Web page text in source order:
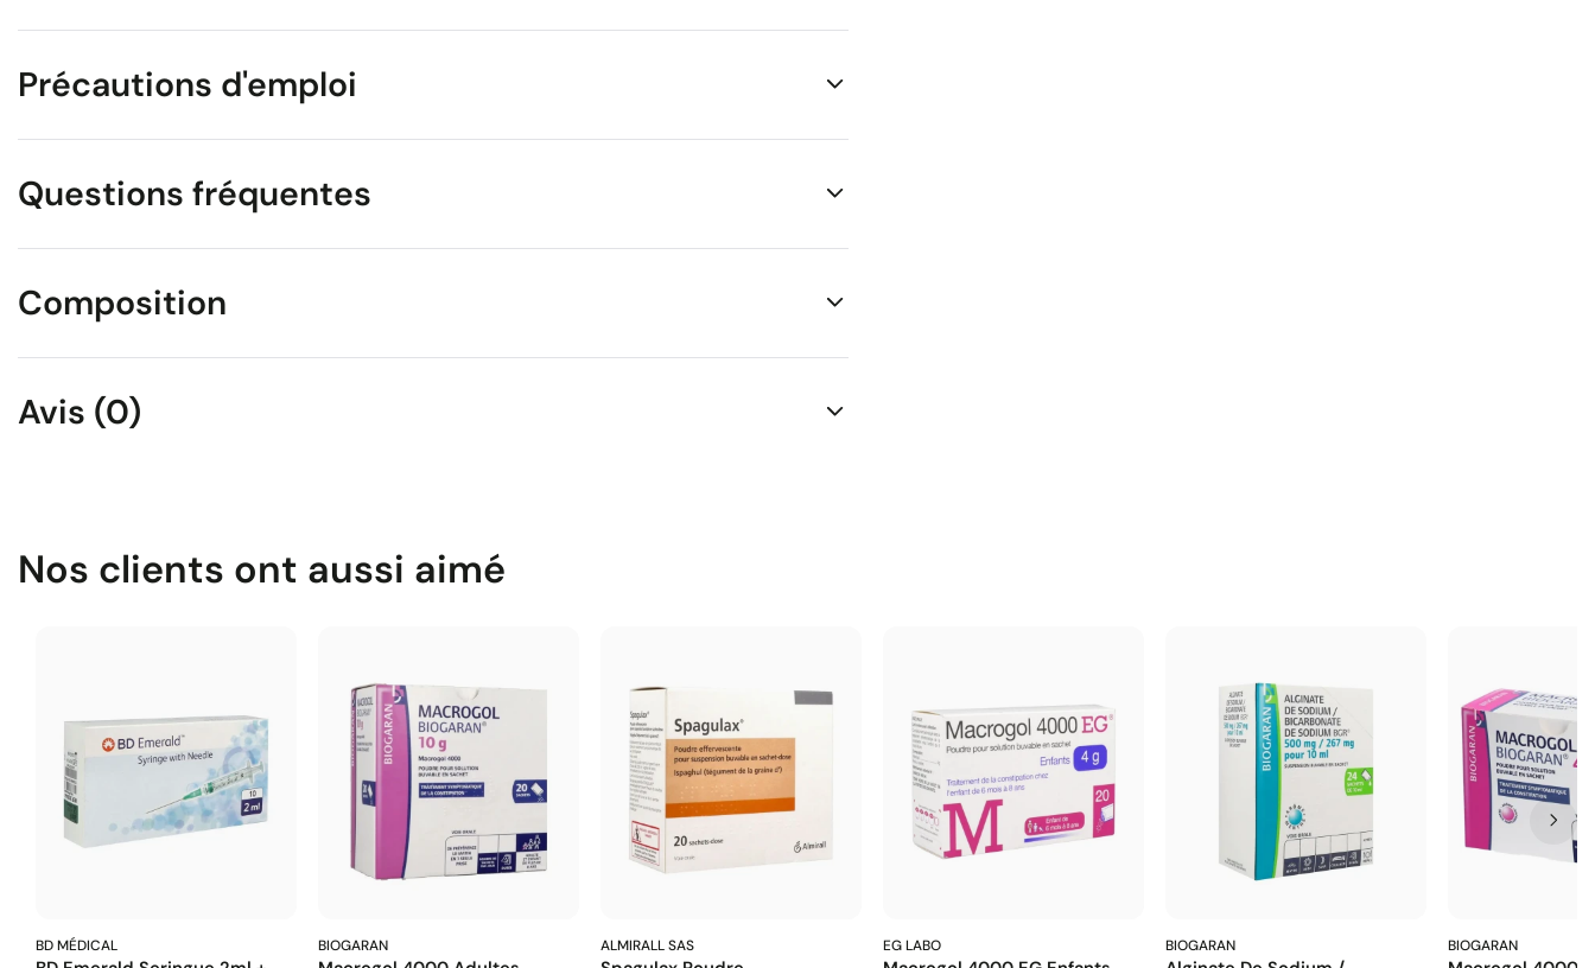
Précautions d'emploi
Questions fréquentes
Composition
Avis (0)
Nos clients ont aussi aimé
BD MÉDICAL BIOGARAN ALMIRALL SAS EG LABO BIOGARAN BIOGARAN